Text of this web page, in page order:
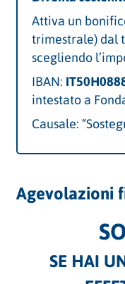
Attiva un
trimestrale) dal
scegliendo
IBAN:
intestato a
Causale:
Agevolazioni
SE HAI